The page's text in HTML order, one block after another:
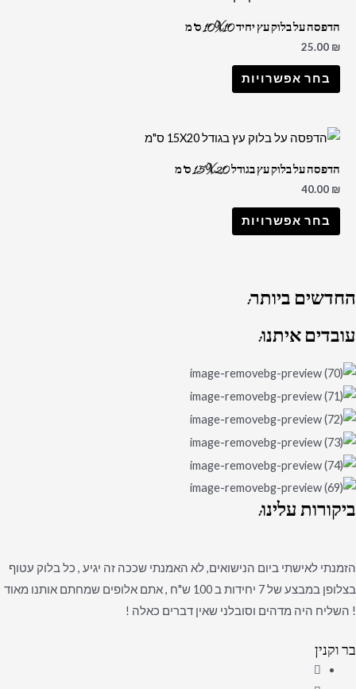
הדפסה על בלוק עץ יחיד 10X10 ס"מ
25.00 ₪
בחר אפשרויות
הדפסה על בלוק עץ בגודל 15X20 ס"מ
40.00 ₪
בחר אפשרויות
החדשיםביותר:
עובדיםאיתנו:
ביקורותעלינו:
הזמנתי לאישתי ביום הנישואים, לא האמנתי שככה זה יגיע , כל בלוק עטוף
בצלופן במבצע של 7 יחידות ב 100 ש"ח , אתם אלופים שמחתם אותנו מאוד
! השליח היה מדהים וסובלני שאין דברים כאלה !
בר וקנין